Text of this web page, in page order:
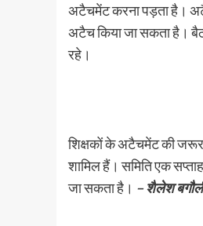
अटैचमेंट करना पड़ता है।
अटैच किया जा सकता है।
रहे।
शिक्षकों के अटैचमेंट की
शामिल हैं। समिति एक
जा सकता है। – शैलेश